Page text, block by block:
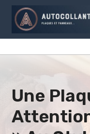
Aller
contenu
Une